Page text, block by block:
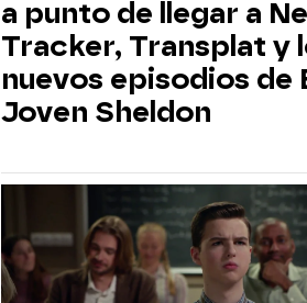
a punto de llegar a
Tracker, Transplat y
nuevos episodios de
Joven Sheldon